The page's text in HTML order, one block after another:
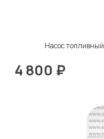
Насос топливный
4 800 ₽